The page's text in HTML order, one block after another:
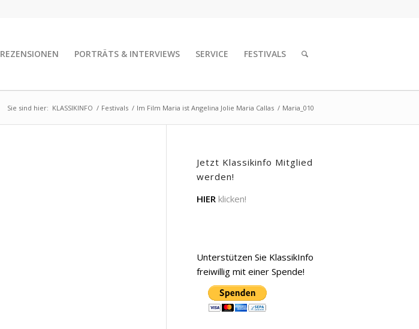
REZENSIONEN PORTRÄTS & INTERVIEWS SERVICE FESTIVALS
Sie sind hier: KLASSIKINFO / Festivals / Im Film Maria ist Angelina Jolie Maria Callas / Maria_010
Jetzt Klassikinfo Mitglied
werden!
HIER klicken!
Unterstützen Sie KlassikInfo
freiwillig mit einer Spende!